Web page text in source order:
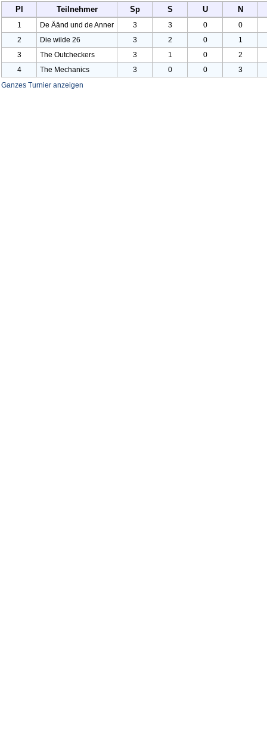
Pl Teilnehmer Sp S U N
1 De Äänd und de Anner 3 3 0
0
2
Die wilde 26 3 2 0
1
3
The Outcheckers 3 1 0
2
4
The Mechanics 3 0 0
3
Ganzes Turnier anzeigen